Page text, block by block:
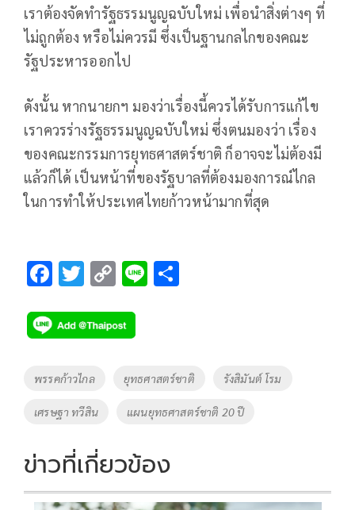
เราต้องจัดทำรัฐธรรมนูญฉบับใหม่ เพื่อนำสิ่งต่างๆ ที่
ไม่ถูกต้อง หรือไม่ควรมี ซึ่งเป็นฐานกลไกของคณะ
รัฐประหารออกไป
ดังนั้น หากนายกฯ มองว่าเรื่องนี้ควรได้รับการแก้ไข
เราควรร่างรัฐธรรมนูญฉบับใหม่ ซึ่งตนมองว่า เรื่อง
ของคณะกรรมการยุทธศาสตร์ชาติ ก็อาจจะไม่ต้องมี
แล้วก็ได้ เป็นหน้าที่ของรัฐบาลที่ต้องมองการณ์ไกล
ในการทำให้ประเทศไทยก้าวหน้ามากที่สุด
F
e
b
o
k
T
tt
er
C
p
y
Li
k
Li
Tags
พรรคก้าวไกล ยุทธศาสตร์ชาติ รังสิมันต์ โรม
เศรษฐา ทวีสิน แผนยุทธศาสตร์ชาติ 20 ปี
ข่าวที่เกี่ยวข้อง